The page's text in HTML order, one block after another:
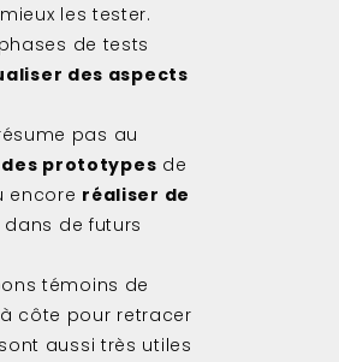
les tester.
de tests
des aspects
pas au
prototypes de
encore réaliser de
de futurs
témoins de
côte pour retracer
aussi très utiles